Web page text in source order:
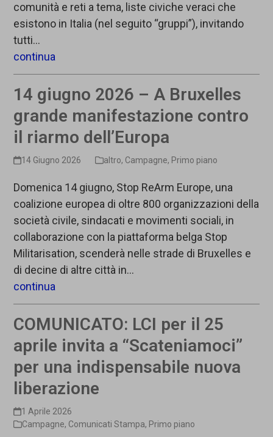
comunità e reti a tema, liste civiche veraci che
esistono in Italia (nel seguito “gruppi”), invitando
tutti…
continua
14 giugno 2026 – A Bruxelles
grande manifestazione contro
il riarmo dell’Europa
14 Giugno 2026 altro, Campagne, Primo piano
Domenica 14 giugno, Stop ReArm Europe, una
coalizione europea di oltre 800 organizzazioni della
società civile, sindacati e movimenti sociali, in
collaborazione con la piattaforma belga Stop
Militarisation, scenderà nelle strade di Bruxelles e
di decine di altre città in…
continua
COMUNICATO: LCI per il 25
aprile invita a “Scateniamoci”
per una indispensabile nuova
liberazione
1 Aprile 2026
Campagne, Comunicati Stampa, Primo piano